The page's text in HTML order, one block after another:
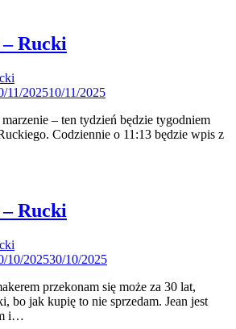
Rucki
11/202510/11/2025
– ten tydzień będzie tygodniem
Codziennie o 11:13 będzie wpis z
Rucki
10/202530/10/2025
przekonam się może za 30 lat,
bo jak kupię to nie sprzedam. Jean jest
i…